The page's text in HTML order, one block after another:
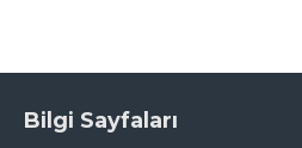
Bilgi Sayfaları